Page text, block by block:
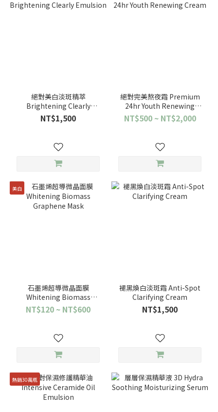
絕對美白淡斑精萃
Brightening Clearly
Emulsion
NT$1,500
絕對完美熬夜霜 Premium
24hr Youth Renewing
Cream
NT$500 ~ NT$2,000
美白
石墨烯超導微晶面膜
Whitening Biomass
Graphene Mask
NT$120 ~ NT$600
褪黑煥白淡斑霜 Anti-Spot
Clarifying Cream
NT$1,500
熱銷30萬瓶